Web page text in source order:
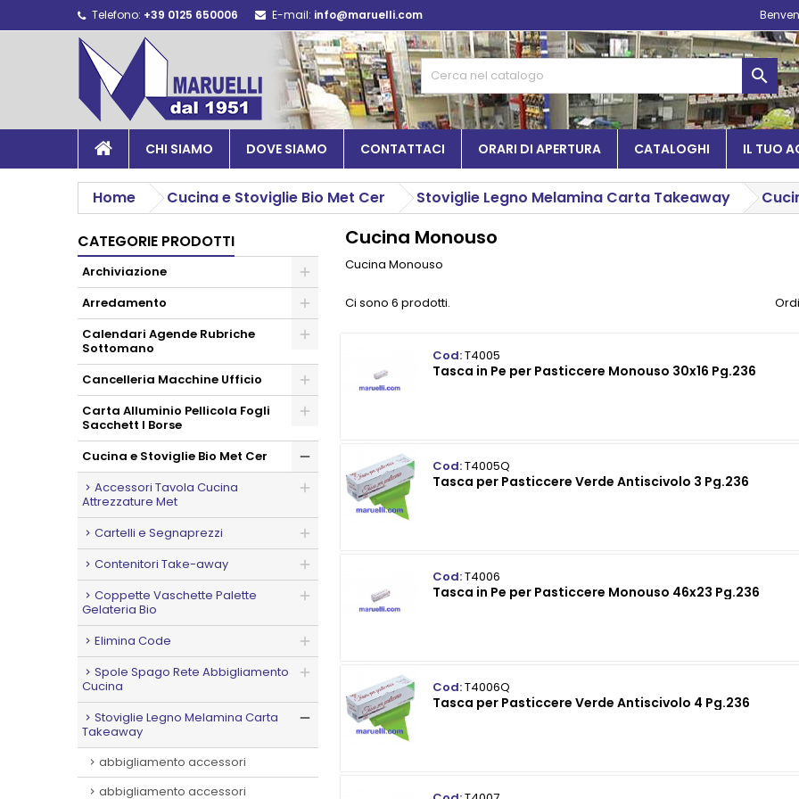
Telefono: +39 0125 650006 E-mail: info@maruelli.com

CHI SIAMO DOVE SIAMO CONTATTACI ORARI DI APERTURA CATALOGHI IL TUO
Home Cucina e Stoviglie Bio Met Cer Stoviglie Legno Melamina Carta Takeaway
CATEGORIE PRODOTTI
Archiviazione
Arredamento
Calendari Agende Rubriche
Sottomano
Cancelleria Macchine Ufficio
Carta Alluminio Pellicola Fogli
Sacchett I Borse
Cucina e Stoviglie Bio Met Cer
Accessori Tavola Cucina
Attrezzature Met
Cartelli e Segnaprezzi
Contenitori Take-away
Coppette Vaschette Palette
Gelateria Bio
Elimina Code
Spole Spago Rete Abbigliamento
Cucina
Stoviglie Legno Melamina Carta
Takeaway
abbigliamento accessori
abbigliamento accessori
Cucina Monouso
Cucina Monouso
Ci sono 6 prodotti.
Cod:T4005
Tasca in Pe per Pasticcere Monouso 30x16 Pg.236
Cod:T4005Q
Tasca per Pasticcere Verde Antiscivolo 3 Pg.236
Cod:T4006
Tasca in Pe per Pasticcere Monouso 46x23 Pg.236
Cod:T4006Q
Tasca per Pasticcere Verde Antiscivolo 4 Pg.236